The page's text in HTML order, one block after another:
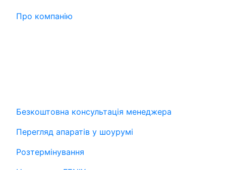
Про компанію
Безкоштовна консультація менеджера
Перегляд апаратів у шоурумі
Розтермінування